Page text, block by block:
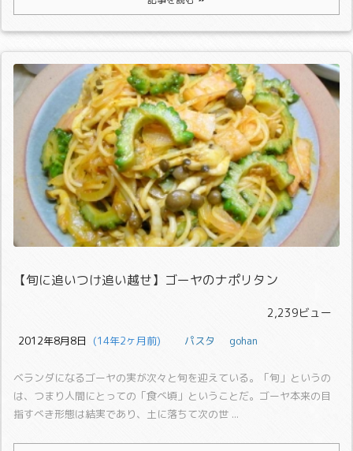
【旬に追いつけ追い越せ】ゴーヤのナポリタン
2,239ビュー
2012年8月8日
  (14年2ヶ月前)
パスタ gohan
ベランダになるゴーヤの実が次々と旬を迎えている。
「旬」というの
は、つまり人間にとっての「食べ頃」ということだ。 ゴーヤ本来の目
指すべき形態は結実であり、土に落ちて次の世 ...